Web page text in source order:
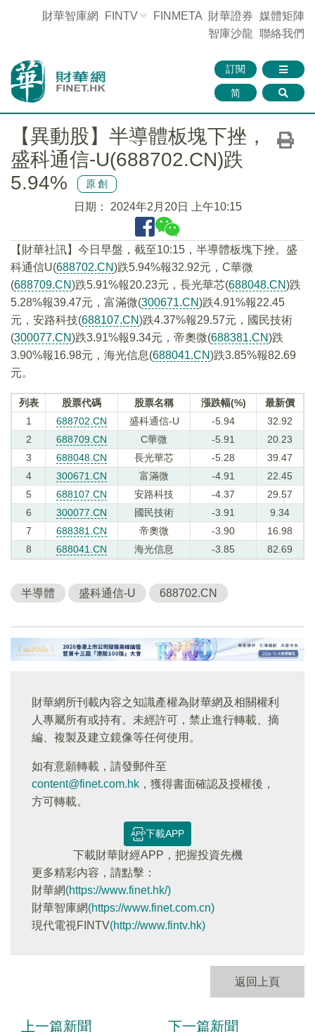
財華智庫網 FINTV FINMETA 財華證券 媒體矩陣
智庫沙龍 聯絡我們
訂閱
简
【異動股】半導體板塊下挫，
盛科通信-U(688702.CN)跌
5.94%
原創
日期： 2024年2月20日 上午10:15
【財華社訊】今日早盤，截至10:15，半導體板塊下挫。盛
科通信U(688702.CN)跌5.94%報32.92元，C華微
(688709.CN)跌5.91%報20.23元，長光華芯(688048.CN)跌
5.28%報39.47元，富滿微(300671.CN)跌4.91%報22.45
元，安路科技(688107.CN)跌4.37%報29.57元，國民技術
(300077.CN)跌3.91%報9.34元，帝奧微(688381.CN)跌
3.90%報16.98元，海光信息(688041.CN)跌3.85%報82.69
元。
列表 股票代碼 股票名稱 漲跌幅(%)
最新價
1
688702.CN 盛科通信-U -5.94
32.92
2
688709.CN C華微 -5.91
20.23
3
688048.CN 長光華芯 -5.28
39.47
4
300671.CN 富滿微 -4.91
22.45
5
688107.CN 安路科技 -4.37
29.57
6
300077.CN 國民技術 -3.91
9.34
7
688381.CN 帝奧微 -3.90
16.98
8
688041.CN 海光信息 -3.85 82.69
半導體 盛科通信-U 688702.CN
財華網所刊載內容之知識產權為財華網及相關權利
人專屬所有或持有。未經許可，禁止進行轉載、摘
編、複製及建立鏡像等任何使用。
如有意願轉載，請發郵件至
content@finet.com.hk ，獲得書面確認及授權後，
方可轉載。
下載APP
下載財華財經APP，把握投資先機
更多精彩内容，請點擊：
財華網(https://www.finet.hk/)
財華智庫網(https://www.finet.com.cn)
現代電視FINTV(http://www.fintv.hk)
返回上頁
上一篇新聞 下一篇新聞